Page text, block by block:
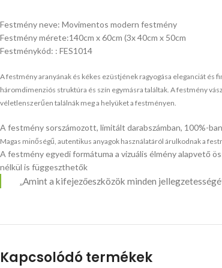
Festmény neve: Movimentos modern festmény
Festmény mérete:140cm x 60cm (3x 40cm x 50cm
Festménykód: : FES1014
A festmény aranyának és kékes ezüstjének ragyogása eleganciát és
háromdimenziós struktúra és szín egymásra találtak. A festmény
véletlenszerűen találnák meg a helyüket a festményen.
A festmény sorszámozott, limitált darabszámban, 100%-
Magas minőségű, autentikus anyagok használatáról árulkodnak a
A festmény egyedi formátuma a vizuális élmény alapvető
nélkül is függeszthetők
„Amint a kifejezőeszközök minden
Kapcsolódó termékek